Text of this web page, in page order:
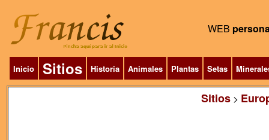
WEB
Inicio Sitios Historia Animales Plantas Setas
Sitios >